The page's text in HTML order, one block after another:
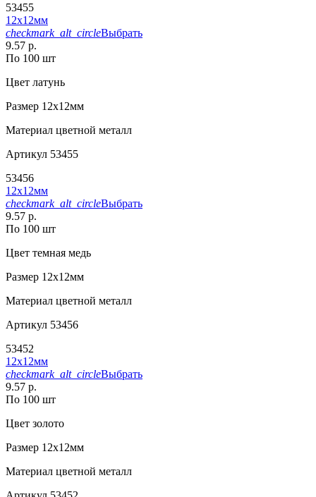
53455
12х12мм
checkmark_alt_circleВыбрать
9.57 р.
По 100 шт
Цвет латунь
Размер 12х12мм
Материал цветной металл
Артикул 53455
53456
12х12мм
checkmark_alt_circleВыбрать
9.57 р.
По 100 шт
Цвет темная медь
Размер 12х12мм
Материал цветной металл
Артикул 53456
53452
12х12мм
checkmark_alt_circleВыбрать
9.57 р.
По 100 шт
Цвет золото
Размер 12х12мм
Материал цветной металл